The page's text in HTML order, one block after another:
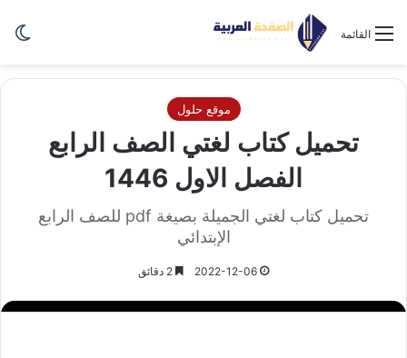
القائمة
موقع حلول
تحميل كتاب لغتي الصف الرابع
الفصل الاول 1446
تحميل كتاب لغتي الجميلة بصيغة pdf للصف الرابع
الإبتدائي
2022-12-06